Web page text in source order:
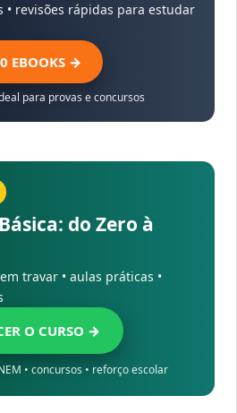
• revisões rápidas para estudar
EBOOKS →
para provas e concursos
do Zero à
travar • aulas práticas •
O CURSO →
• concursos • reforço escolar